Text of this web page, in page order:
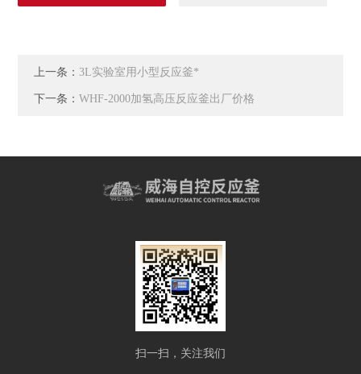
上一条：3L实验室用小型反应釜*
下一条：WHF-2000加氢高压反应釜出厂价格
扫一扫，关注我们